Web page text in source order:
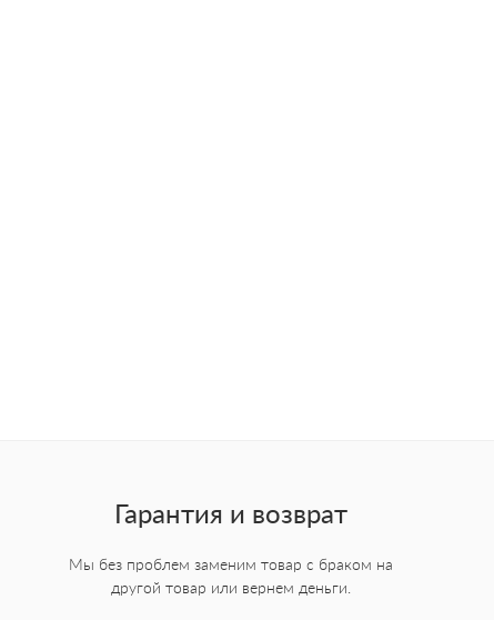
Гарантия и возврат
Мы без проблем заменим товар с браком на
другой товар или вернем деньги.